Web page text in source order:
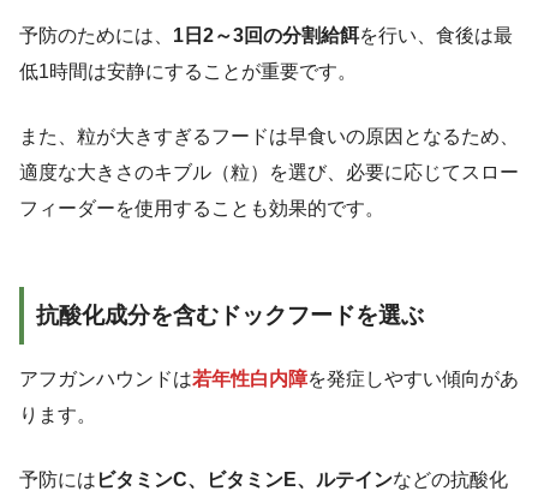
予防のためには、 1日2～3回の分割給餌を行い、食後は最
低1時間は安静にすることが重要です。
また、粒が大きすぎるフードは早食いの原因となるため、
適度な大きさのキブル（粒）を選び、必要に応じてスロー
フィーダーを使用することも効果的です。
抗酸化成分を含むドックフードを選ぶ
アフガンハウンドは若年性白内障を発症しやすい傾向があ
ります。
予防には ビタミンC、ビタミンE、ルテインなどの抗酸化